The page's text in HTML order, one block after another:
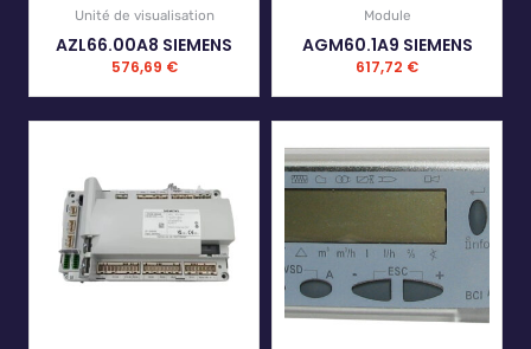
Unité de visualisation
AZL66.00A8 SIEMENS
576,69 €
Module
AGM60.1A9 SIEMENS
617,72 €